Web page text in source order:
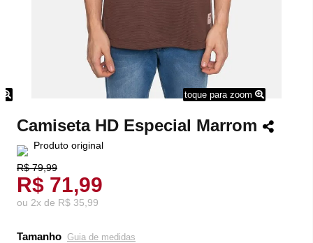
toque para zoom
Camiseta HD Especial Marrom
Produto original
R$ 79,99
R$ 71,99
ou 2x de R$ 35,99
Tamanho Guia de medidas